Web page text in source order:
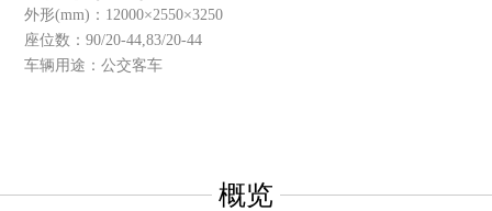
外形(mm)：12000×2550×3250
座位数：90/20-44,83/20-44
车辆用途：公交客车
概览